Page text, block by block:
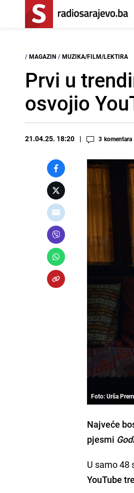
/ MAGAZIN / MUZIKA/FILM/LEKTIRA
Prvi u
osvojio
21.04.25. 18:20 3 komentara
Foto: Urša
Najveće
pjesmi
U samo 48
YouTube